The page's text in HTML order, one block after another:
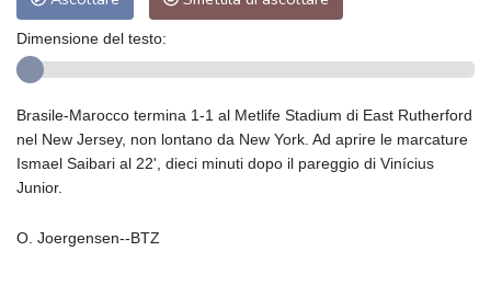
Dimensione del testo:
Brasile-Marocco termina 1-1 al Metlife Stadium di East Rutherford
nel New Jersey, non lontano da New York. Ad aprire le marcature
Ismael Saibari al 22', dieci minuti dopo il pareggio di Vinícius
Junior.
O. Joergensen--BTZ